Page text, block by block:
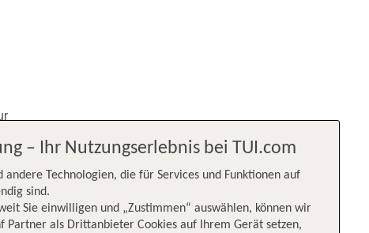
– Ihr Nutzungserlebnis bei TUI.com
andere Technologien, die für Services und Funktionen auf
sind.
Sie einwilligen und „Zustimmen“ auswählen, können wir
Partner als Drittanbieter Cookies auf Ihrem Gerät setzen,